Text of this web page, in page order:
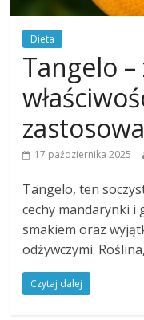
Dieta
Tangelo
17 października 2025
Tangelo, ten
cechy mandarynki
smakiem oraz
odżywczymi. Roślina,
Czytaj dalej